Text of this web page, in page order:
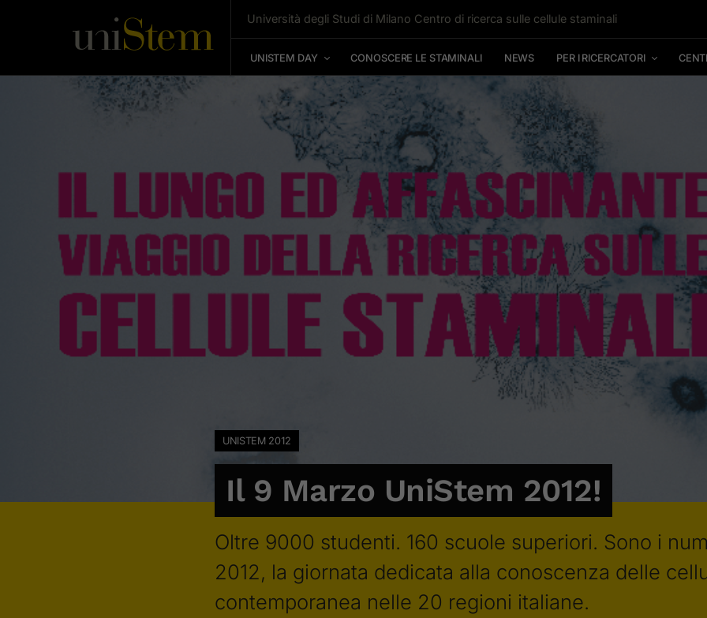
Università degli Studi di Milano Centro di ricerca sulle cellule staminali
UNISTEM DAY CONOSCERE LE STAMINALI NEWS PER I RICERCATORI
UNISTEM 2012
Il 9 Marzo UniStem 2012!
Oltre 9000 studenti. 160 scuole superiori. Sono i
2012, la giornata dedicata alla conoscenza delle
contemporanea nelle 20 regioni italiane.